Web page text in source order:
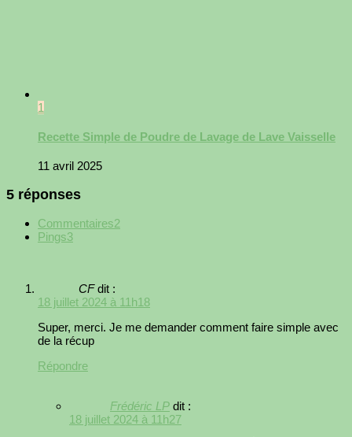
1
Recette Simple de Poudre de Lavage de Lave Vaisselle
11 avril 2025
5 réponses
Commentaires2
Pings3
CF dit :
18 juillet 2024 à 11h18
Super, merci. Je me demander comment faire simple avec
de la récup
Répondre
Frédéric LP dit :
18 juillet 2024 à 11h27